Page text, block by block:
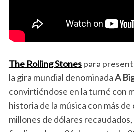
The Rolling Stonespara
la gira mundial denominadaA
convirtiéndose en la turné con
historia de la música con más
millones de dólares